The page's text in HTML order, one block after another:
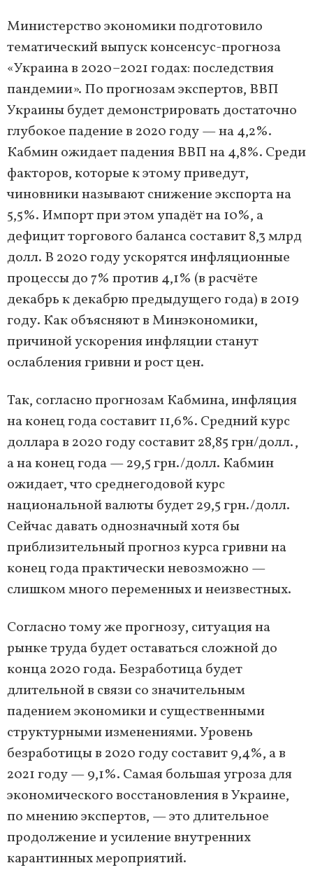
Министерство экономики подготовило
тематический выпуск консенсус-прогноза
«Украина в 2020–2021 годах: последствия
пандемии». По прогнозам экспертов, ВВП
Украины будет демонстрировать достаточно
глубокое падение в 2020 году — на 4,2%.
Кабмин ожидает падения ВВП на 4,8%. Среди
факторов, которые к этому приведут,
чиновники называют снижение экспорта на
5,5%. Импорт при этом упадёт на 10%, а
дефицит торгового баланса составит 8,3 млрд
долл. В 2020 году ускорятся инфляционные
процессы до 7% против 4,1% (в расчёте
декабрь к декабрю предыдущего года) в 2019
году. Как объясняют в Минэкономики,
причиной ускорения инфляции станут
ослабления гривни и рост цен.
Так, согласно прогнозам Кабмина, инфляция
на конец года составит 11,6%. Средний курс
доллара в 2020 году составит 28,85 грн/долл.,
а на конец года — 29,5 грн./долл. Кабмин
ожидает, что среднегодовой курс
национальной валюты будет 29,5 грн./долл.
Сейчас давать однозначный хотя бы
приблизительный прогноз курса гривни на
конец года практически невозможно —
слишком много переменных и неизвестных.
Согласно тому же прогнозу, ситуация на
рынке труда будет оставаться сложной до
конца 2020 года. Безработица будет
длительной в связи со значительным
падением экономики и существенными
структурными изменениями. Уровень
безработицы в 2020 году составит 9,4%, а в
2021 году — 9,1%. Самая большая угроза для
экономического восстановления в Украине,
по мнению экспертов, — это длительное
продолжение и усиление внутренних
карантинных мероприятий.